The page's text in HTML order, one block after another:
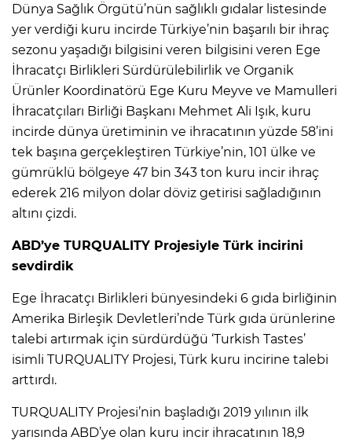
Dünya Sağlık Örgütü’nün sağlıklı gıdalar listesinde
yer verdiği kuru incirde Türkiye’nin başarılı bir ihraç
sezonu yaşadığı bilgisini veren bilgisini veren Ege
İhracatçı Birlikleri Sürdürülebilirlik ve Organik
Ürünler Koordinatörü Ege Kuru Meyve ve Mamulleri
İhracatçıları Birliği Başkanı Mehmet Ali Işık, kuru
incirde dünya üretiminin ve ihracatının yüzde 58’ini
tek başına gerçekleştiren Türkiye’nin, 101 ülke ve
gümrüklü bölgeye 47 bin 343 ton kuru incir ihraç
ederek 216 milyon dolar döviz getirisi sağladığının
altını çizdi.
ABD’ye TURQUALITY Projesiyle Türk incirini
sevdirdik
Ege İhracatçı Birlikleri bünyesindeki 6 gıda birliğinin
Amerika Birleşik Devletleri’nde Türk gıda ürünlerine
talebi artırmak için sürdürdüğü ‘Turkish Tastes’
isimli TURQUALITY Projesi, Türk kuru incirine talebi
arttırdı.
TURQUALITY Projesi’nin başladığı 2019 yılının ilk
yarısında ABD’ye olan kuru incir ihracatının 18,9